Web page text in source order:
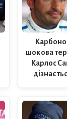
шокова
Карлос